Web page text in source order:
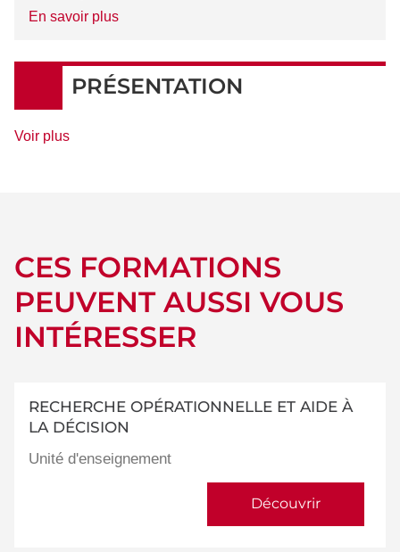
En savoir plusà
Rythme
PRÉSENTATION
Voir plusde
CES FORMATIONS
PEUVENT AUSSI VOUS
INTÉRESSER
RECHERCHE OPÉRATIONNELLE ET AIDE À
LA DÉCISION
Unité d'enseignement
Découvrir